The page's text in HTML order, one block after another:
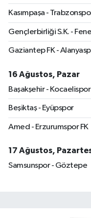
Kasımpaşa -
Gençlerbirliği S.K. -
Gaziantep FK -
16 Ağustos, Pazar
Başakşehir - Kocaelispor
Beşiktaş - Eyüpspor
Amed - Erzurumspor FK
17 Ağustos,
Samsunspor - Göztepe